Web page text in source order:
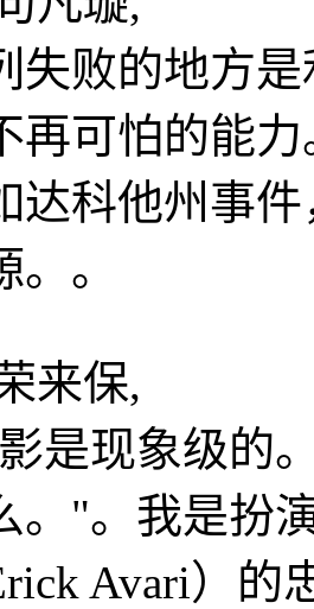
失败的地方
再可怕的能
达科他州事
。
来保,
是现象级的
。"。我是扮
Avari）的